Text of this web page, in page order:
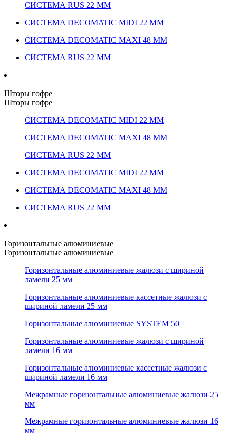
СИСТЕМА RUS 22 ММ
СИСТЕМА DECOMATIC MIDI 22 ММ
СИСТЕМА DECOMATIC MAXI 48 ММ
СИСТЕМА RUS 22 ММ
Шторы гофре
Шторы гофре
СИСТЕМА DECOMATIC MIDI 22 ММ
СИСТЕМА DECOMATIC MAXI 48 ММ
СИСТЕМА RUS 22 ММ
СИСТЕМА DECOMATIC MIDI 22 ММ
СИСТЕМА DECOMATIC MAXI 48 ММ
СИСТЕМА RUS 22 ММ
Горизонтальные алюминиевые
Горизонтальные алюминиевые
Горизонтальные алюминиевые жалюзи с шириной
ламели 25 мм
Горизонтальные алюминиевые кассетные жалюзи с
шириной ламели 25 мм
Горизонтальные алюминиевые SYSTEM 50
Горизонтальные алюминиевые жалюзи с шириной
ламели 16 мм
Горизонтальные алюминиевые кассетные жалюзи с
шириной ламели 16 мм
Межрамные горизонтальные алюминиевые жалюзи 25
мм
Межрамные горизонтальные алюминиевые жалюзи 16
мм